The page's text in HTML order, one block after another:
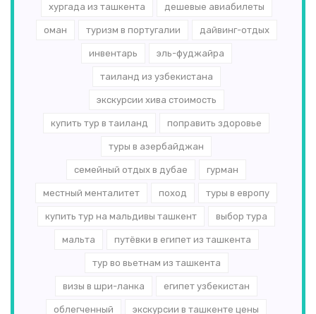
хургада из ташкента дешевые авиабилеты
оман туризм в португалии дайвинг-отдых
инвентарь эль-­фуджайра
таиланд из узбекистана
экскурсии хива стоимость
купить тур в таиланд поправить здоровье
туры в азербайджан
семейный отдых в дубае гурман
местный менталитет поход туры в европу
купить тур на мальдивы ташкент выбор тура
мальта путёвки в египет из ташкента
тур во вьетнам из ташкента
визы в шри-ланка египет узбекистан
облегченный экскурсии в ташкенте цены